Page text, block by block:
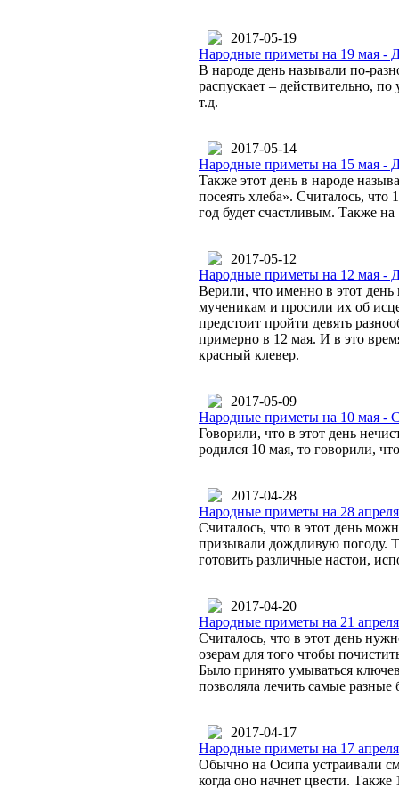
2017-05-19
Народные приметы на 19 мая -
В народе день называли по-
распускает – действительно,
т.д.
2017-05-14
Народные приметы на 15 мая -
Также этот день в народе
посеять хлеба». Считалось,
год будет счастливым. Также
2017-05-12
Народные приметы на 12 мая -
Верили, что именно в этот
мученикам и просили их об
предстоит пройти девять
примерно в 12 мая. И в это
красный клевер.
2017-05-09
Народные приметы на 10 мая -
Говорили, что в этот день
родился 10 мая, то говорили,
2017-04-28
Народные приметы на 28
Считалось, что в этот день
призывали дождливую погоду.
готовить различные настои,
2017-04-20
Народные приметы на 21
Считалось, что в этот день
озерам для того чтобы
Было принято умываться
позволяла лечить самые разные
2017-04-17
Народные приметы на 17
Обычно на Осипа устраивали
когда оно начнет цвести.